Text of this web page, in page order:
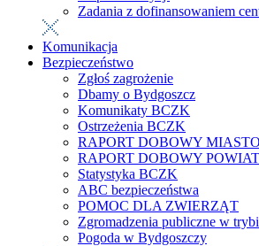
Zadania z dofinansowaniem
Komunikacja
Bezpieczeństwo
Zgłoś zagrożenie
Dbamy o Bydgoszcz
Komunikaty BCZK
Ostrzeżenia BCZK
RAPORT DOBOWY MIASTO
RAPORT DOBOWY POWIAT
Statystyka BCZK
ABC bezpieczeństwa
POMOC DLA ZWIERZĄT
Zgromadzenia publiczne w
Pogoda w Bydgoszczy